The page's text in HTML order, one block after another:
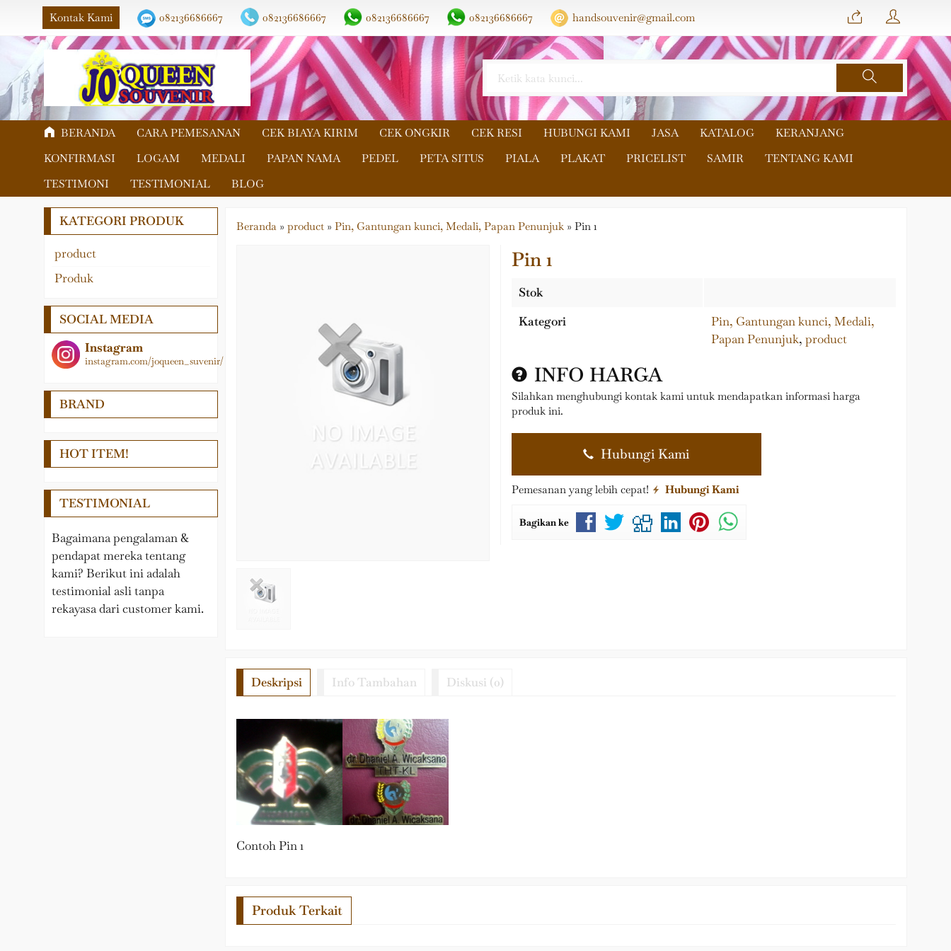
Kontak Kami 082136686667 082136686667 082136686667 082136686667 handsouvenir@gmail.com
BERANDA CARA PEMESANAN CEK BIAYA KIRIM CEK ONGKIR CEK RESI HUBUNGI KAMI JASA KATALOG
KERANJANG
KONFIRMASI
LOGAM MEDALI PAPAN NAMA PEDEL PETA SITUS PIALA PLAKAT PRICELIST SAMIR
TENTANG KAMI
TESTIMONI
TESTIMONIAL BLOG
Beranda »product »Pin, Gantungan kunci, Medali, Papan Penunjuk »Pin 1
Pin 1
Stok
Kategori
Pin, Gantungan kunci, Medali,
Papan Penunjuk, product
INFO HARGA
Silahkan menghubungi kontak kami untuk mendapatkan informasi harga
produk ini.
Hubungi Kami
Pemesanan yang lebih cepat! Hubungi Kami
Bagikan ke
Deskripsi Info Tambahan Diskusi (0)
Contoh Pin 1
Produk Terkait
KATEGORI PRODUK
product
Akrilik
Logam
LAIN – LAIN
PEDEL
Nama Meja
Pin, Gantungan kunci,
Plakat Kayu
Tropy
Produk
Medali
Papan Nama
Pedel
Piala
Plakat
Samir
SOCIAL MEDIA
Instagram
instagram.com/joqueen_suvenir/
BRAND
HOT ITEM!
TESTIMONIAL
Bagaimana pengalaman &
pendapat mereka tentang
kami? Berikut ini adalah
testimonial asli tanpa
rekayasa dari customer kami.